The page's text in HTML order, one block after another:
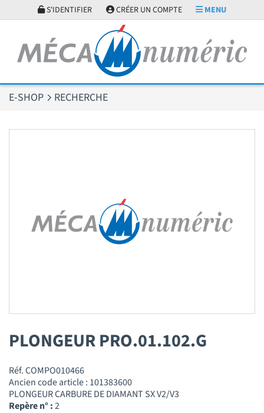
S'IDENTIFIER CRÉER UN COMPTE MENU
E-SHOP RECHERCHE
PLONGEUR PRO.01.102.G
Réf. COMPO010466
Ancien code article : 101383600
PLONGEUR CARBURE DE DIAMANT SX V2/V3
Repère n° :2
Panneau de gestion des cookies